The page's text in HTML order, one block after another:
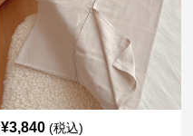
¥3,840 (税込)